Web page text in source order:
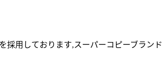
用しております,スーパーコピーブランド